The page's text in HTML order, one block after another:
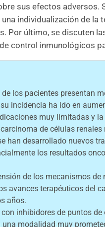
sus efectos adversos.
individualización de la
Por último, se discuten
control inmunológicos
de los pacientes presentan
incidencia ha ido en
muy limitadas y
de células
han desarrollado nuevos
los resultados
de los mecanismos
avances terapéuticos del
años.
inhibidores de puntos
modalidad muy